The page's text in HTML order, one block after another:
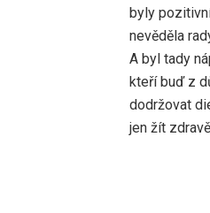
byly
nevěděla
A byl tady
kteří buď z
dodržovat
jen žít